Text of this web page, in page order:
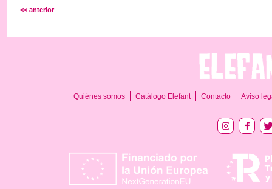
<< anterior
Quiénes somos Catálogo Elefant Contacto Aviso